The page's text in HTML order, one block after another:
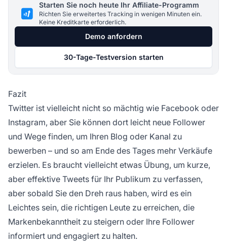
Starten Sie noch heute Ihr Affiliate-Programm
Richten Sie erweitertes Tracking in wenigen Minuten ein.
Keine Kreditkarte erforderlich.
Demo anfordern
30-Tage-Testversion starten
Fazit
Twitter ist vielleicht nicht so mächtig wie Facebook oder
Instagram, aber Sie können dort leicht neue Follower
und Wege finden, um Ihren Blog oder Kanal zu
bewerben – und so am Ende des Tages mehr Verkäufe
erzielen. Es braucht vielleicht etwas Übung, um kurze,
aber effektive Tweets für Ihr Publikum zu verfassen,
aber sobald Sie den Dreh raus haben, wird es ein
Leichtes sein, die richtigen Leute zu erreichen, die
Markenbekanntheit zu steigern oder Ihre Follower
informiert und engagiert zu halten.